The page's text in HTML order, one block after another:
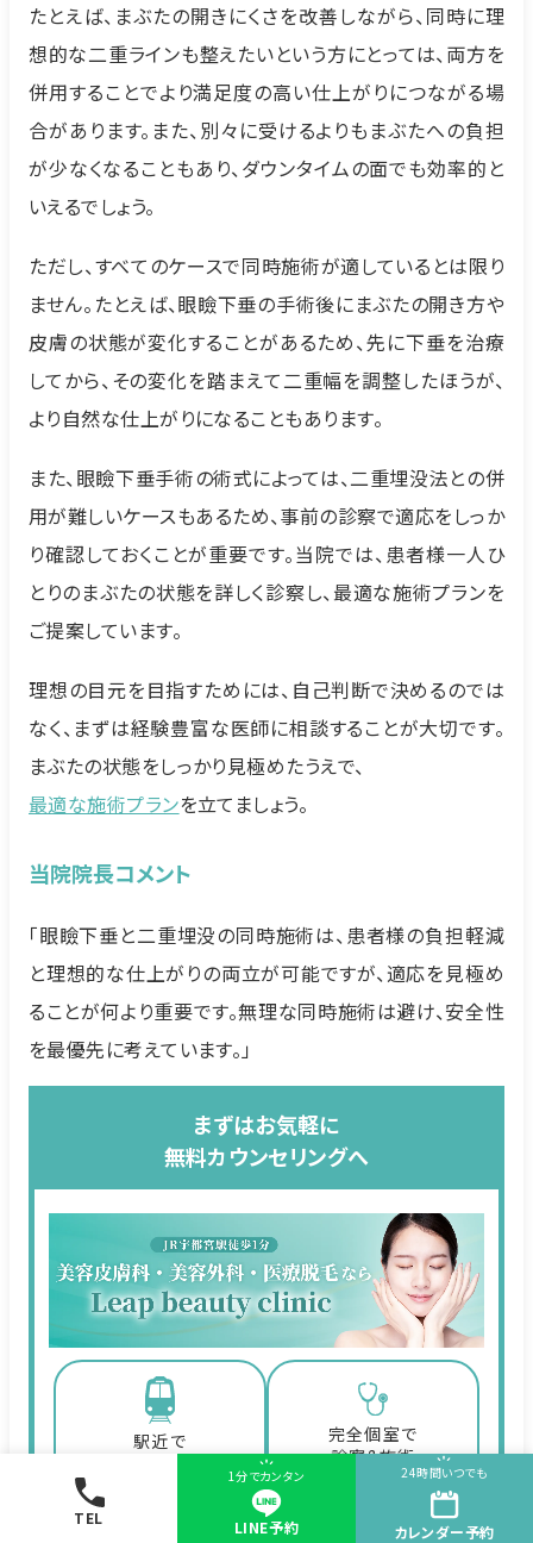
TEL
1分でカンタン
LINE予約
24時間いつでも
カレンダー予約
たとえば、まぶたの開きにくさを改善しながら、同時に理
想的な二重ラインも整えたいという方にとっては、両方を
併用することでより満足度の高い仕上がりにつながる場
合があります。また、別々に受けるよりもまぶたへの負担
が少なくなることもあり、ダウンタイムの面でも効率的と
いえるでしょう。
ただし、すべてのケースで同時施術が適しているとは限り
ません。たとえば、眼瞼下垂の手術後にまぶたの開き方や
皮膚の状態が変化することがあるため、先に下垂を治療
してから、その変化を踏まえて二重幅を調整したほうが、
より自然な仕上がりになることもあります。
また、眼瞼下垂手術の術式によっては、二重埋没法との併
用が難しいケースもあるため、事前の診察で適応をしっか
り確認しておくことが重要です。当院では、患者様一人ひ
とりのまぶたの状態を詳しく診察し、最適な施術プランを
ご提案しています。
理想の目元を目指すためには、自己判断で決めるのでは
なく、まずは経験豊富な医師に相談することが大切です。
まぶたの状態をしっかり見極めたうえで、
最適な施術プランを立てましょう。
当院院長コメント
「眼瞼下垂と二重埋没の同時施術は、患者様の負担軽減
と理想的な仕上がりの両立が可能ですが、適応を見極め
ることが何より重要です。無理な同時施術は避け、安全性
を最優先に考えています。」
まずはお気軽に
無料カウンセリングへ
駅近で
完全個室で
診察&施術